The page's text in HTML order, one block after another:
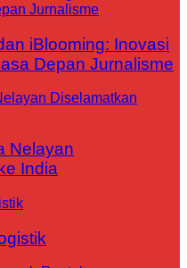
iBlooming: Inovasi
Depan Jurnalisme
Nelayan
India